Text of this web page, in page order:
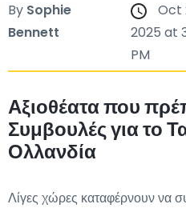
By Sophie
Bennett
Oct
2025 at
PM
Αξιοθέατα που
Συμβουλές για το
Ολλανδία
Λίγες χώρες καταφέρνουν να